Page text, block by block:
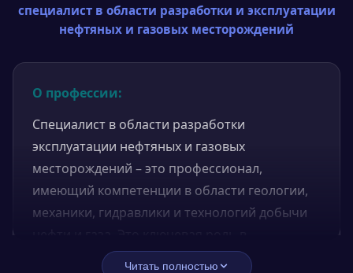
специалист в области разработки и эксплуатации
нефтяных и газовых месторождений
О профессии:
Специалист в области разработки
эксплуатации нефтяных и газовых
месторождений – это профессионал,
имеющий компетенции в области геологии,
механики, гидравлики и технологий добычи
нефтегазовой отрасли, которая отвечает за
Читать полностью